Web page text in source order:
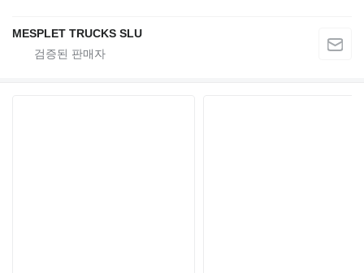
MESPLET TRUCKS SLU